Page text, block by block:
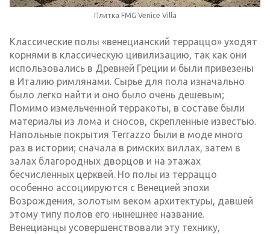
Плитка FMG Venice Villa
Классические полы «венецианский терраццо» уходят
корнями в классическую цивилизацию, так как они
использовались в Древней Греции и были привезены
в Италию римлянами. Сырье для пола изначально
было легко найти и оно было очень дешевым;
Помимо измельченной терракоты, в составе были
материалы из лома и сносов, скрепленные известью.
Напольные покрытия Terrazzo были в моде много
раз в истории; сначала в римских виллах, затем в
залах благородных дворцов и на этажах
бесчисленных церквей. Но полы из терраццо
особенно ассоциируются с Венецией эпохи
Возрождения, золотым веком архитектуры, давшей
этому типу полов его нынешнее название.
Венецианцы усовершенствовали эту технику,